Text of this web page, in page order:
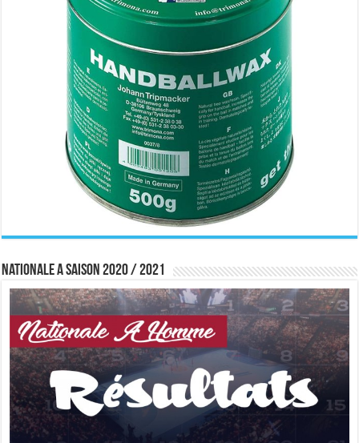
Nationale A saison 2020 / 2021